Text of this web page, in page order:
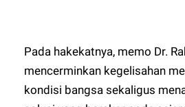
Pada hakekatnya, memo Dr.
mencerminkan kegelisahan
kondisi bangsa sekaligus